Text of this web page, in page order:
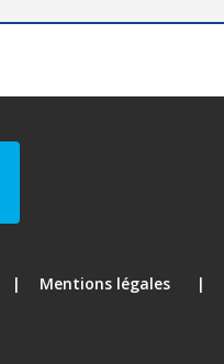
Mentions légales